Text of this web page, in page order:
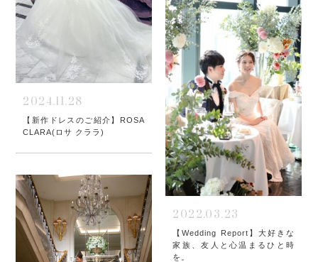
2024.11.28
【新作ドレスのご紹介】ROSA
CLARA(ロサ クララ)
2022.03.23
【Wedding Report】大好きな
家族、友人と心温まるひと時
を。